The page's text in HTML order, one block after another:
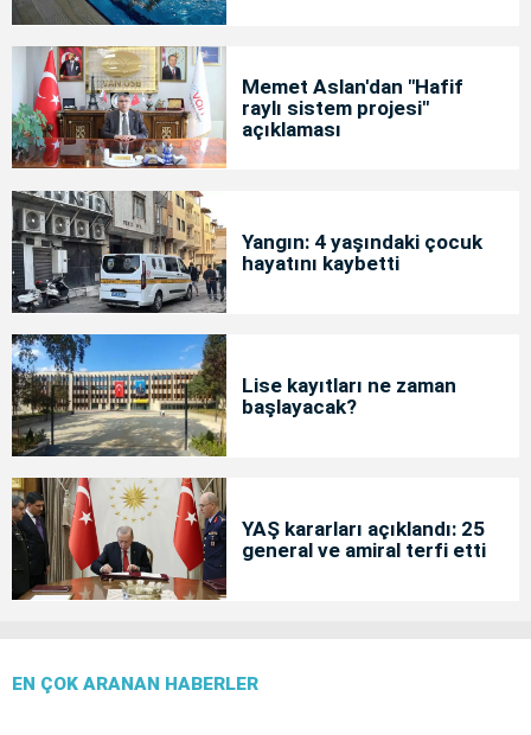
Memet Aslan'dan "Hafif
raylı sistem projesi"
açıklaması
Yangın: 4 yaşındaki çocuk
hayatını kaybetti
Lise kayıtları ne zaman
başlayacak?
YAŞ kararları açıklandı: 25
general ve amiral terfi etti
EN ÇOK ARANAN HABERLER